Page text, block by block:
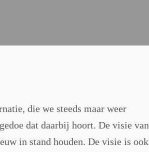
die we steeds maar weer
dat daarbij hoort. De visie van
in stand houden. De visie is ook